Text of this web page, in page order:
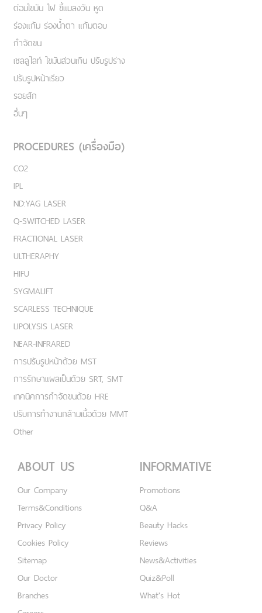
ต่อมไขมัน ไฝ ขี้แมลงวัน หูด
ร่องแก้ม ร่องน้ำตา แก้มตอบ
กำจัดขน
เชลลูไลท์ ไขมันส่วนเกิน ปรับรูปร่าง
ปรับรูปหน้าเรียว
รอยสัก
อื่นๆ
PROCEDURES (เครื่องมือ)
CO2
IPL
ND:YAG LASER
Q-SWITCHED LASER
FRACTIONAL LASER
ULTHERAPHY
HIFU
SYGMALIFT
SCARLESS TECHNIQUE
LIPOLYSIS LASER
NEAR-INFRARED
การปรับรูปหน้าด้วย MST
การรักษาแผลเป็นด้วย SRT, SMT
เทคนิคการกำจัดขนด้วย HRE
ปรับการทำงานกล้ามเนื้อด้วย MMT
Other
ABOUT US
Our Company
Terms&Conditions
Privacy Policy
Cookies Policy
Sitemap
Our Doctor
Branches
INFORMATIVE
Promotions
Q&A
Beauty Hacks
Reviews
News&Activities
Quiz&Poll
What's Hot